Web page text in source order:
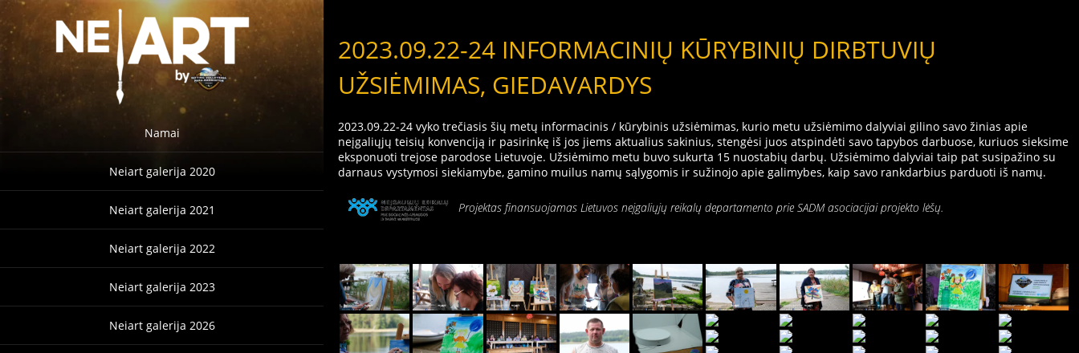
Namai
Neiart galerija 2020
Neiart galerija 2021
Neiart galerija 2022
Neiart galerija 2023
Neiart galerija 2026
2023.09.22-24 INFORMACINIŲ KŪRYBINIŲ DIRBTUVIŲ
UŽSIĖMIMAS, GIEDAVARDYS
2023.09.22-24 vyko trečiasis šių metų informacinis / kūrybinis užsiėmimas, kurio metu užsiėmimo dalyviai gilino savo žinias apie
neįgaliųjų teisių konvenciją ir pasirinkę iš jos jiems aktualius sakinius, stengėsi juos atspindėti savo tapybos darbuose, kuriuos sieksime
eksponuoti trejose parodose Lietuvoje. Užsiėmimo metu buvo sukurta 15 nuostabių darbų. Užsiėmimo dalyviai taip pat susipažino su
darnaus vystymosi siekiamybe, gamino muilus namų sąlygomis ir sužinojo apie galimybes, kaip savo rankdarbius parduoti iš namų.
Projektas finansuojamas Lietuvos neįgaliųjų reikalų departamento prie SADM asociacijai projekto lėšų.